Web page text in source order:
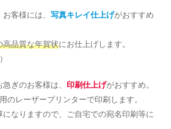
客様には、 写真キレイ仕上げがおすすめ
高品質な年賀状にお仕上げします。
ぎのお客様は、 印刷仕上げがおすすめ。
のレーザープリンターで印刷します。
なりますので、ご自宅での宛名印刷等に